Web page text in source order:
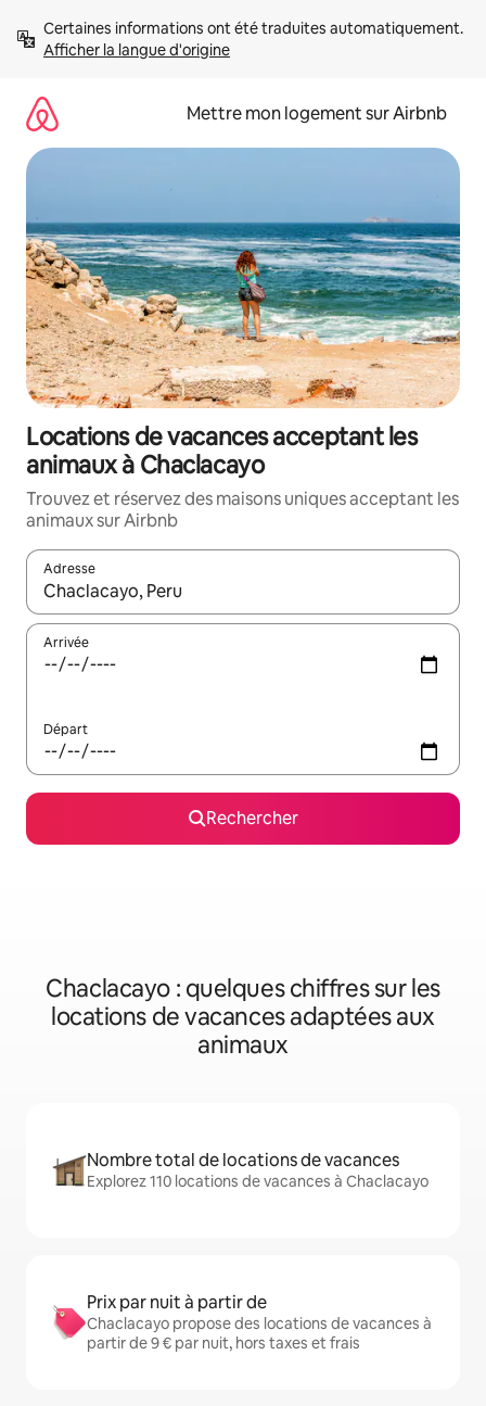
directement
Afficher la langue d'origine
Mettre mon logement sur Airbnb
Locations de vacances acceptant les
animaux à Chaclacayo
Trouvez et réservez des maisons uniques acceptant les
animaux sur Airbnb
Adresse
Lorsque les résultats s'affichent, utilisez les flèches vers le
Arrivée
Départ
Rechercher
Chaclacayo : quelques chiffres sur les
locations de vacances adaptées aux
animaux
Nombre total de locations de vacances
Explorez 110 locations de vacances à Chaclacayo
Prix par nuit à partir de
Chaclacayo propose des locations de vacances à
partir de 9 € par nuit, hors taxes et frais